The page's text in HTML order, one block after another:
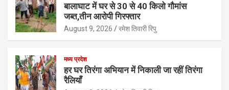
बालाघाट में घर से 30 से 40 किलो गौमांस
जब्त,तीन आरोपी गिरफ्तार
August 9, 2026 रमेश तिवारी रिपु
मध्य प्रदेश
हर घर तिरंगा अभियान में निकाली जा रहीं तिरंगा
रैलियाँ